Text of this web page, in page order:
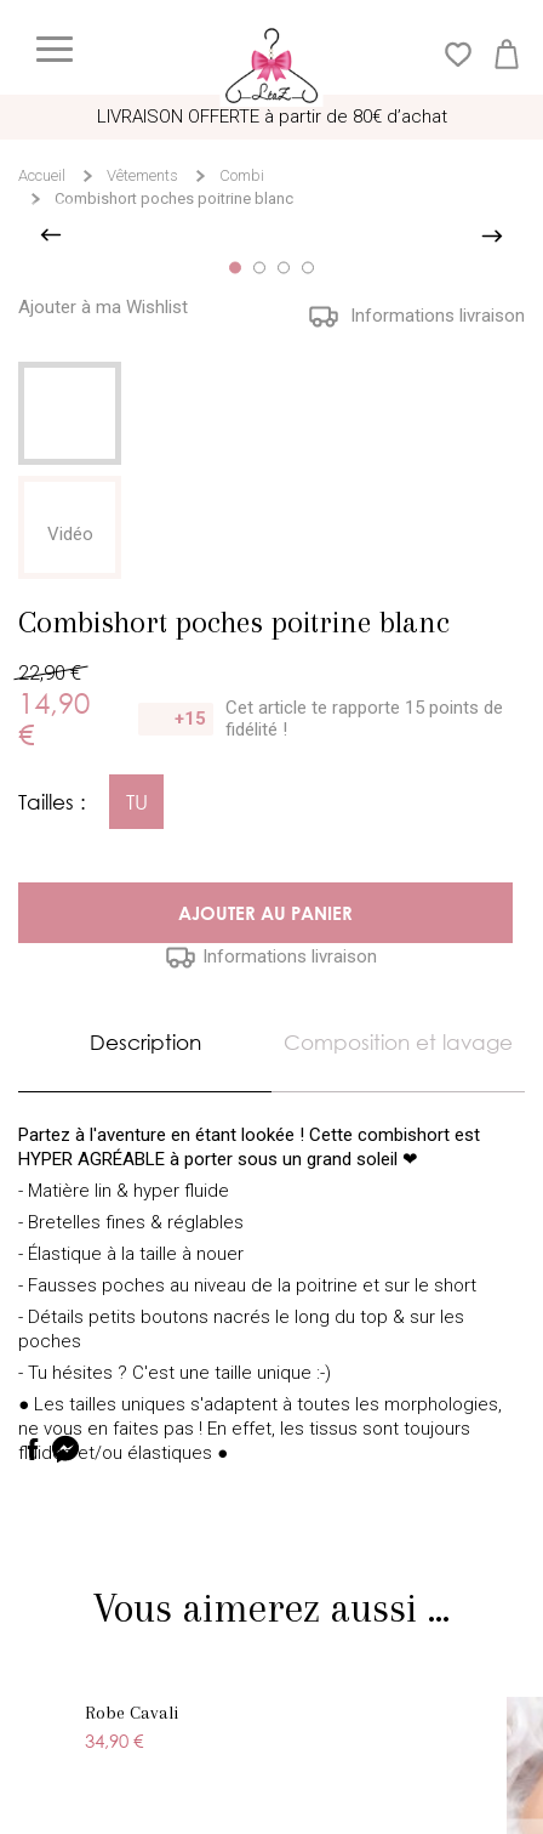
LIVRAISON OFFERTE à partir de 80€ d’achat
Accueil Vêtements
Combi
Combishort poches poitrine blanc
Ajouter à ma Wishlist Informations livraison
Vidéo
Combishort poches poitrine blanc
22,90 €
14,90
€
+15 Cet article te rapporte 15 points de
fidélité !
Tailles : TU
AJOUTER AU PANIER
Informations livraison
Description Composition et lavage
Partez à l'aventure en étant lookée ! Cette combishort est
HYPER AGRÉABLE à porter sous un grand soleil ❤
- Matière lin & hyper fluide
- Bretelles fines & réglables
- Élastique à la taille à nouer
- Fausses poches au niveau de la poitrine et sur le short
- Détails petits boutons nacrés le long du top & sur les
poches
- Tu hésites ? C'est une taille unique :-)
● Les tailles uniques s'adaptent à toutes les morphologies,
ne vous en faites pas ! En effet, les tissus sont toujours
fluides et/ou élastiques ●
Vous aimerez aussi ...
Robe Cavali
34,90 €